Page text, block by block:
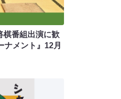
棋番組出演に歓
ナメント』12月